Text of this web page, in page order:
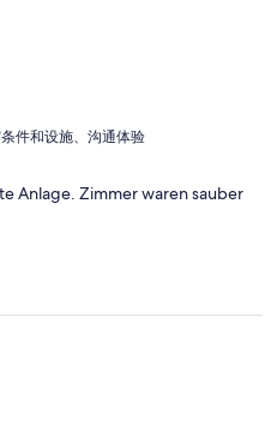
件和设施、沟通体验
Anlage. Zimmer waren sauber